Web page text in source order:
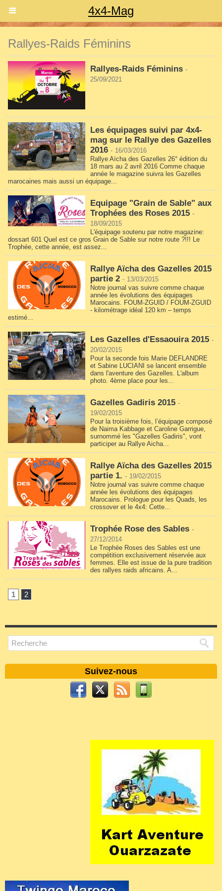
4x4-Mag
Rallyes-Raids Féminins
Rallyes-Raids Féminins -
25/09/2021
Les équipages suivi par 4x4-
mag sur le Rallye des Gazelles
2016 - 16/03/2016
Rallye Aïcha des Gazelles 26° édition du
18 mars au 2 avril 2016 Comme chaque
année le magazine suivra les Gazelles
marocaines mais aussi un équipage...
Equipage "Grain de Sable" aux
Trophées des Roses 2015 -
18/09/2015
L'équipage soutenu par notre magazine:
dossart 601 Quel est ce gros Grain de Sable sur notre route ?!!! Le
Trophée, cette année, est assez...
Rallye Aïcha des Gazelles 2015
partie 2 - 13/03/2015
Notre journal vas suivre comme chaque
année les évolutions des équipages
Marocains. FOUM-ZGUID / FOUM-ZGUID
- kilométrage idéal 120 km – temps
estimé...
Les Gazelles d'Essaouira 2015 -
20/02/2015
Pour la seconde fois Marie DEFLANDRE
et Sabine LUCIANI se lancent ensemble
dans l'aventure des Gazelles. L'album
photo. 4ème place pour les...
Gazelles Gadiris 2015 -
19/02/2015
Pour la troisième fois, l’équipage composé
de Naima Kabbage et Caroline Garrigue,
surnommé les "Gazelles Gadiris", vont
participer au Rallye Aicha...
Rallye Aïcha des Gazelles 2015
partie 1. - 19/02/2015
Notre journal vas suivre comme chaque
année les évolutions des équipages
Marocains. Prologue pour les Quads, les
crossover et le 4x4: Cette...
Trophée Rose des Sables -
27/12/2014
Le Trophée Roses des Sables est une
compétition exclusivement réservée aux
femmes. Elle est issue de la pure tradition
des rallyes raids africains. A...
1 2
Suivez-nous